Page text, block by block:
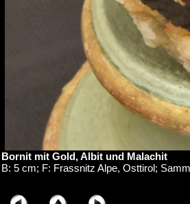
Bornit mit Gold, Albit und Malachit
B: 5 cm; F: Frassnitz Alpe, Osttirol;